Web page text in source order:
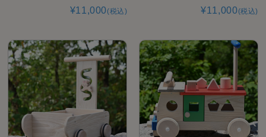
¥11,000(税込) ¥11,000(税込)